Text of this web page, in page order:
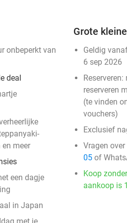
onbeperkt van
deal
meer
een dagje
in Japan
Grote
Geldig
6 sep 2026
Reserveren:
reserveren
(te vinden
vouchers)
Exclusief
Vragen over
05 of
Koop
aankoop is